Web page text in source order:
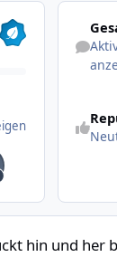
Positionen
hin und her